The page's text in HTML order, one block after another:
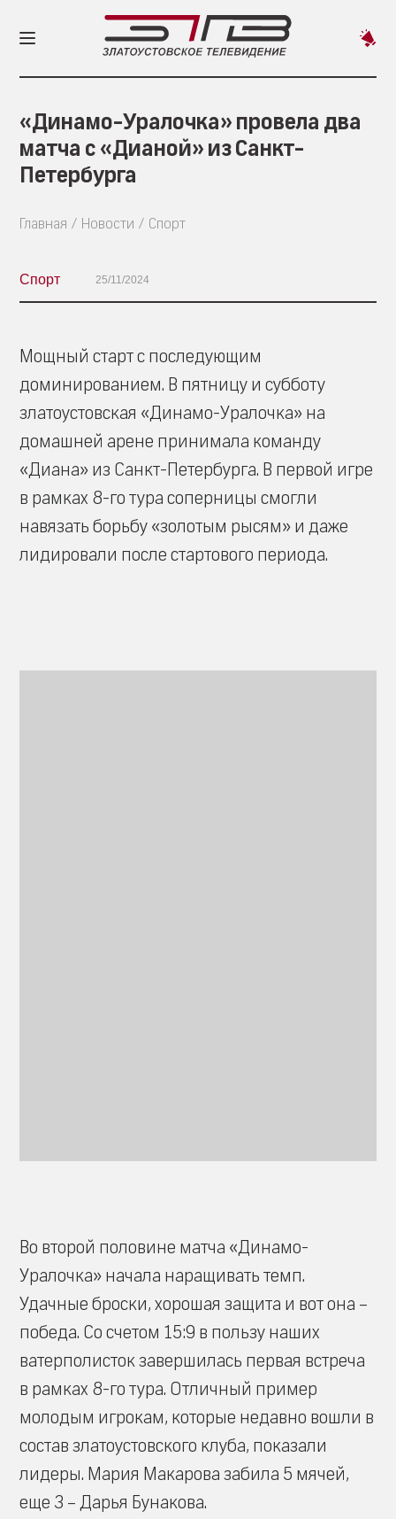
«Динамо-Уралочка» провела два
матча с «Дианой» из Санкт-
Петербурга
Главная Новости Спорт
Спорт 25/11/2024
Мощный старт с последующим
доминированием. В пятницу и субботу
златоустовская «Динамо-Уралочка» на
домашней арене принимала команду
«Диана» из Санкт-Петербурга. В первой игре
в рамках 8-го тура соперницы смогли
навязать борьбу «золотым рысям» и даже
лидировали после стартового периода.
Во второй половине матча «Динамо-
Уралочка» начала наращивать темп.
Удачные броски, хорошая защита и вот она –
победа. Со счетом 15:9 в пользу наших
ватерполисток завершилась первая встреча
в рамках 8-го тура. Отличный пример
молодым игрокам, которые недавно вошли в
состав златоустовского клуба, показали
лидеры. Мария Макарова забила 5 мячей,
еще 3 – Дарья Бунакова.